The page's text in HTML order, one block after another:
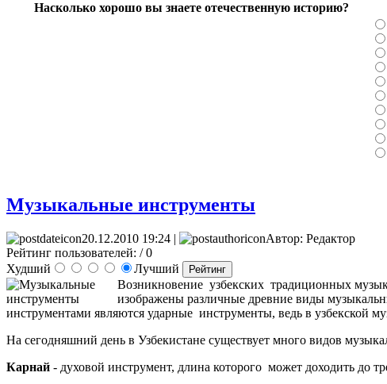
Насколько хорошо вы знаете отечественную историю?
Музыкальные инструменты
20.12.2010 19:24 |
Автор: Редактор
Рейтинг пользователей: / 0
Худший
Лучший
Возникновение узбекских традиционных
изображены различные древние виды
инструментами являются ударные инструменты, ведь в узбекской
На сегодняшний день в Узбекистане существует много видов
Карнай - духовой инструмент, длина которого может доходить до